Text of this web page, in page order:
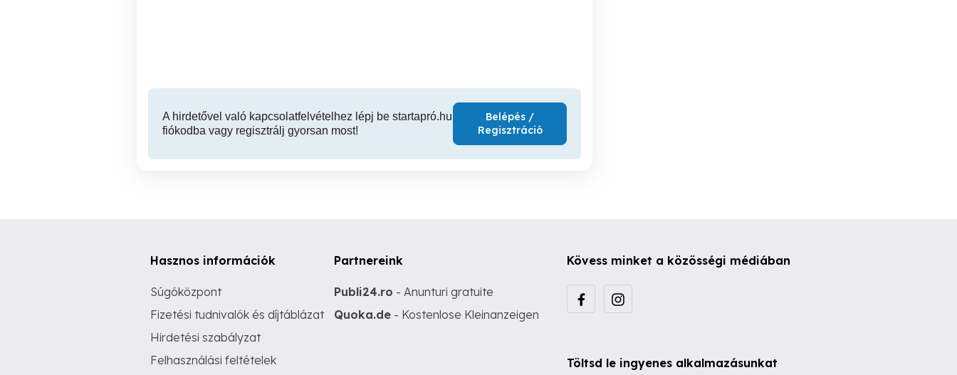
A hirdetővel való kapcsolatfelvételhez lépj be startapró.hu
fiókodba vagy regisztrálj gyorsan most!
Belépés /
Regisztráció
Hasznos információk
Súgóközpont
Fizetési tudnivalók és díjtáblázat
Hirdetési szabályzat
Felhasználási feltételek
Partnereink
Publi24.ro - Anunturi gratuite
Quoka.de - Kostenlose Kleinanzeigen
Kövess minket a közösségi médiában
Töltsd le ingyenes alkalmazásunkat